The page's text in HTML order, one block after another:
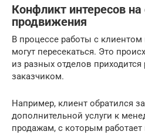
Конфликт интересов
продвижения
В процессе работы с
могут пересекаться. Это
из разных отделов приходится
заказчиком.
Например, клиент обратился
дополнительной услуги к
продажам, с которым